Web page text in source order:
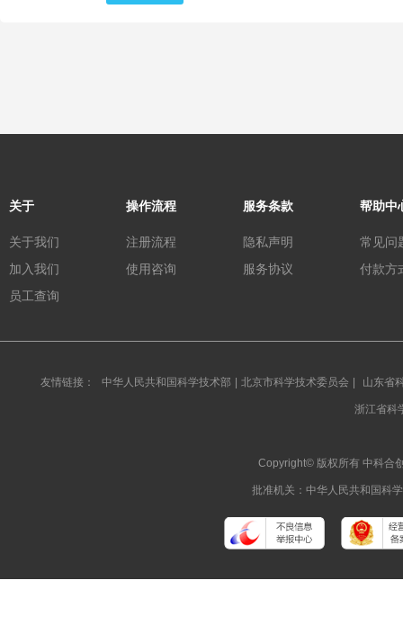
关于
关于我们
加入我们
员工查询
操作流程
注册流程
使用咨询
服务条款
隐私声明
服务协议
帮助中
常见问
付款方
友情链接： 中华人民共和国科学技术部 北京市科学技术委员会 山东省
浙江省科
Copyright© 版权所有 中科
批准机关：中华人民共和国